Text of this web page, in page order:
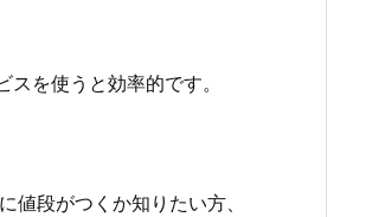
を使うと効率的です。
段がつくか知りたい方、